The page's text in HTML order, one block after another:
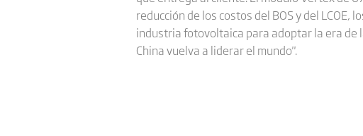
reducción de los costos del BOS y del
industria fotovoltaica para adoptar la era de
China vuelva a liderar el mundo".